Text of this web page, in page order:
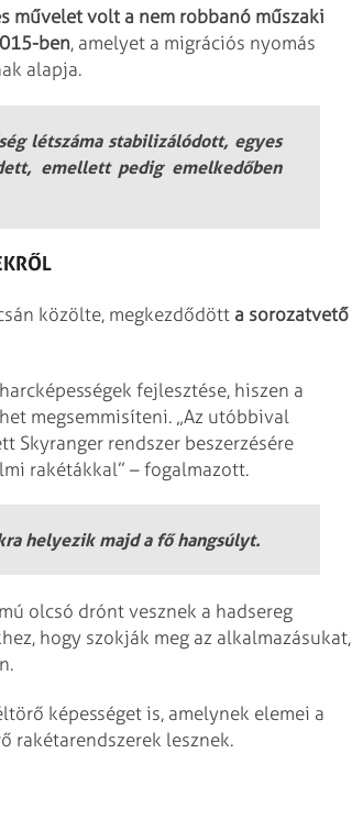
művelet volt a nem robbanó műszaki
ben, amelyet a migrációs nyomás
alapja.
létszáma stabilizálódott, egyes
emellett pedig emelkedőben
közölte, megkezdődött a sorozatvető
fejlesztése, hiszen a
megsemmisíteni. „Az utóbbival
Skyranger rendszer beszerzésére
rakétákkal” – fogalmazott.
helyezik majd a fő hangsúlyt.
olcsó drónt vesznek a hadsereg
hogy szokják meg az alkalmazásukat,
képességet is, amelynek elemei a
rakétarendszerek lesznek.